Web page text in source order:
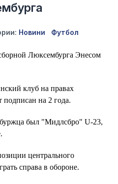
Новини Футбол
Люксембурга Энесом
клуб на правах
подписан на 2 года.
был "Мидлсбро" U-23,
центрального
справа в обороне.